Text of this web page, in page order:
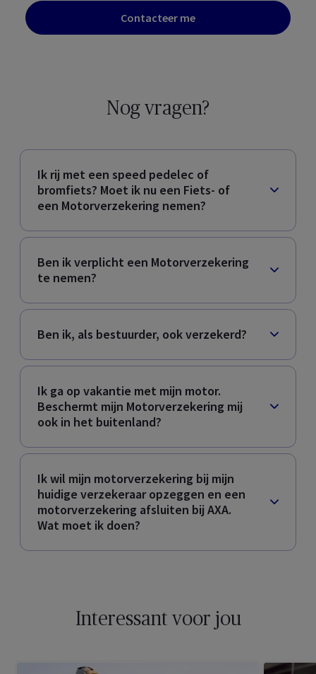
Contacteer me
Nog vragen?
Ik rij met een speed pedelec of
bromfiets? Moet ik nu een Fiets- of
een Motorverzekering nemen?
Ben ik verplicht een Motorverzekering
te nemen?
Ben ik, als bestuurder, ook verzekerd?
Ik ga op vakantie met mijn motor.
Beschermt mijn Motorverzekering mij
ook in het buitenland?
Ik wil mijn motorverzekering bij mijn
huidige verzekeraar opzeggen en een
motorverzekering afsluiten bij AXA.
Wat moet ik doen?
Interessant voor jou